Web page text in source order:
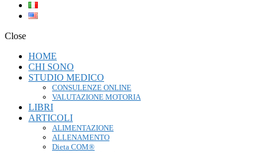
Close
HOME
CHI SONO
STUDIO MEDICO
CONSULENZE ONLINE
VALUTAZIONE MOTORIA
LIBRI
ARTICOLI
ALIMENTAZIONE
ALLENAMENTO
Dieta COM®